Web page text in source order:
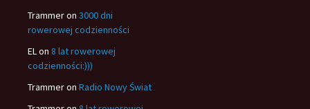
Trammeron 3000 dni
rowerowej codzienności
ELon 8 lat rowerowej
codzienności:)))
Trammeron Radio Nowy Świat